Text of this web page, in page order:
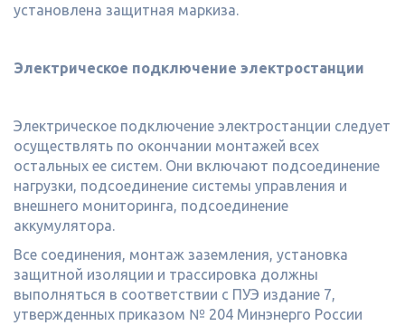
установлена защитная маркиза.
Электрическое подключение электростанции
Электрическое подключение электростанции следует
осуществлять по окончании монтажей всех
остальных ее систем. Они включают подсоединение
нагрузки, подсоединение системы управления и
внешнего мониторинга, подсоединение
аккумулятора.
Все соединения, монтаж заземления, установка
защитной изоляции и трассировка должны
выполняться в соответствии с ПУЭ издание 7,
утвержденных приказом № 204 Минэнерго России